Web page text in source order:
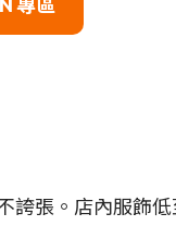
誇張。店內服飾低